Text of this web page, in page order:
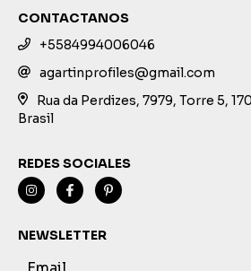
CONTACTANOS
+5584994006046
agartinprofiles@gmail.com
Rua da Perdizes, 7979, Torre 5,
Brasil
REDES SOCIALES
NEWSLETTER